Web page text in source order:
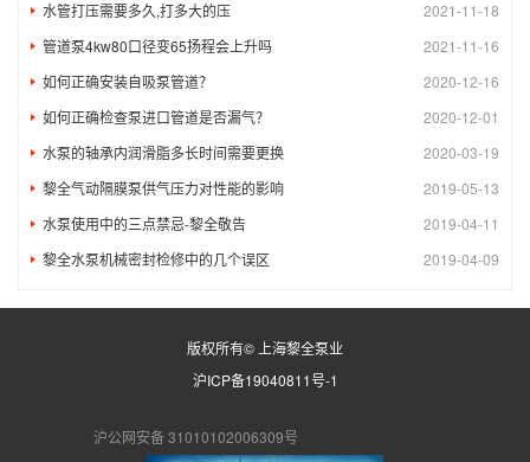
2021-11-18
水管打压需要多久,打多大的压
2021-11-16
管道泵4kw80口径变65扬程会上升吗
2020-12-16
如何正确安装自吸泵管道？
2020-12-01
如何正确检查泵进口管道是否漏气？
2020-03-19
水泵的轴承内润滑脂多长时间需要更换
2019-05-13
黎全气动隔膜泵供气压力对性能的影响
2019-04-11
水泵使用中的三点禁忌-黎全敬告
2019-04-09
黎全水泵机械密封检修中的几个误区
版权所有© 上海黎全泵业
沪ICP备19040811号-1
沪公网安备 31010102006309号